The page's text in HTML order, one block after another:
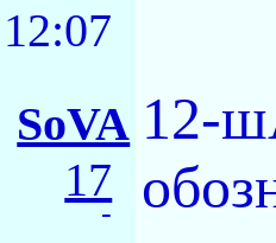
12:07
SoVA
17
-
12-